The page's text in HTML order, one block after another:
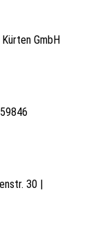
GmbH
30 |